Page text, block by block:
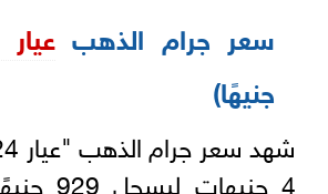
سعر جرام الذهبعيار 24
جنيهًا)